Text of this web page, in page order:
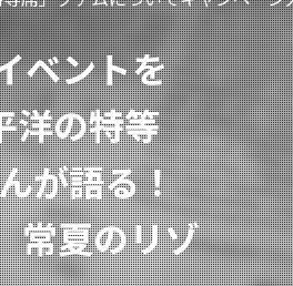
ベントを
洋の特等
が語る！
常夏のリゾ